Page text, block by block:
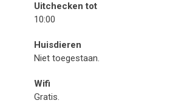
Uitchecken tot
10:00
Huisdieren
Niet toegestaan.
Wifi
Gratis.